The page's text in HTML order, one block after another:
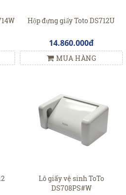
Hộp đựng giấy Toto DS712U
14.860.000đ
MUA HÀNG
Lô giấy vệ sinh ToTo
DS708PS#W